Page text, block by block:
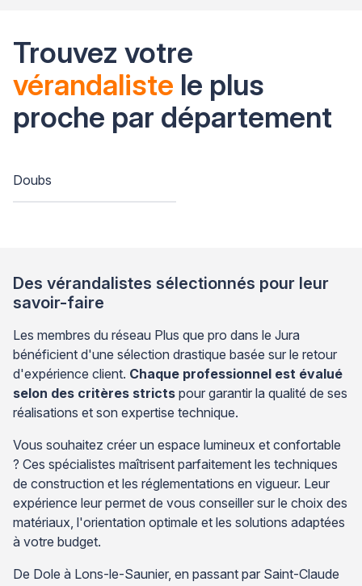
Trouvez votre
vérandaliste le plus
proche par département
Doubs
Des vérandalistes sélectionnés pour leur
savoir-faire
Les membres du réseau Plus que pro dans le Jura
bénéficient d'une sélection drastique basée sur le retour
d'expérience client. Chaque professionnel est évalué
selon des critères stricts pour garantir la qualité de ses
réalisations et son expertise technique.
Vous souhaitez créer un espace lumineux et confortable
? Ces spécialistes maîtrisent parfaitement les techniques
de construction et les réglementations en vigueur. Leur
expérience leur permet de vous conseiller sur le choix des
matériaux, l'orientation optimale et les solutions adaptées
à votre budget.
De Dole à Lons-le-Saunier, en passant par Saint-Claude